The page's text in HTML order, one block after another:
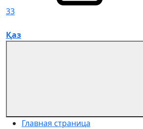
33
Қаз
Главная страница